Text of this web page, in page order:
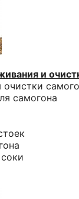
и
самогона